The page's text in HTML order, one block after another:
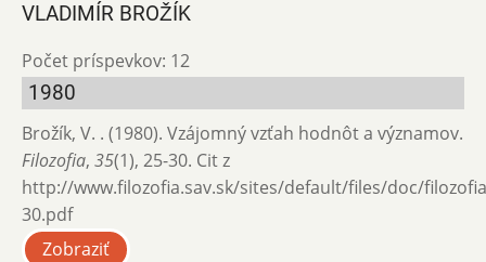
VLADIMÍR BROŽÍK
Počet príspevkov: 12
1980
Brožík, V. . (1980). Vzájomný vzťah hodnôt a významov.
Filozofia, 35(1), 25-30. Cit z
http://www.filozofia.sav.sk/sites/default/files/doc/
30.pdf
Zobraziť